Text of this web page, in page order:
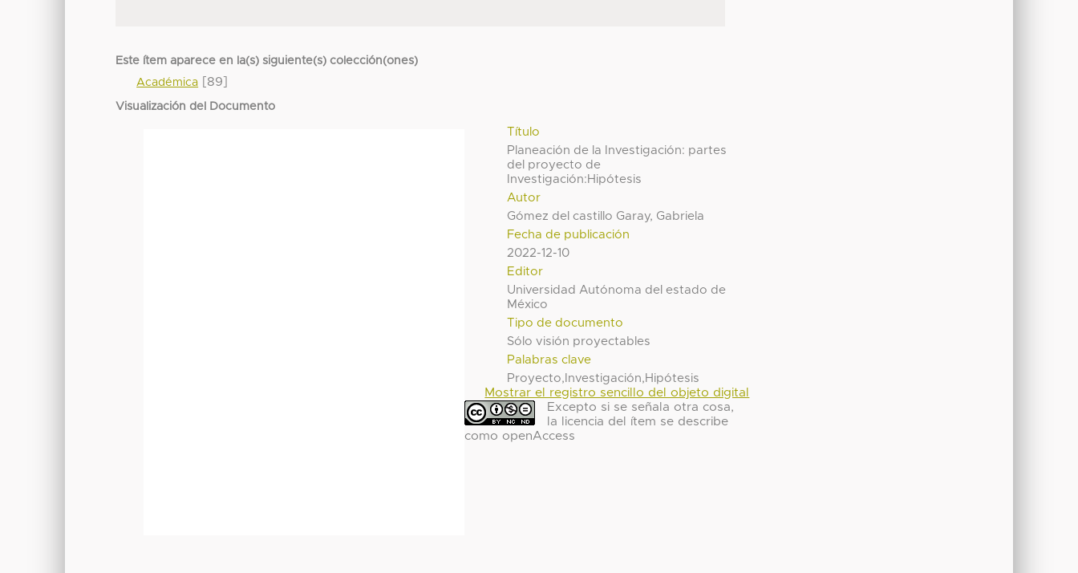
Este ítem aparece en la(s) siguiente(s) colección(ones)
Académica [89]
Visualización del Documento
Título
Planeación de la Investigación: partes
del proyecto de
Investigación:Hipótesis
Autor
Gómez del castillo Garay, Gabriela
Fecha de publicación
2022-12-10
Editor
Universidad Autónoma del estado de
México
Tipo de documento
Sólo visión proyectables
Palabras clave
Proyecto,Investigación,Hipótesis
Mostrar el registro sencillo del objeto digital
Excepto si se señala otra cosa,
la licencia del ítem se describe
como openAccess